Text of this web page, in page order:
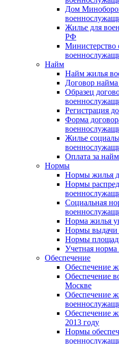
Дом
Жилье для
РФ
Министерство
Найм
Найм жилья
Договор
Образец
Регистрация
Форма
Жилье
Оплата за
Нормы
Нормы жилья
Нормы
Социальная
Норма жилья
Нормы выдачи
Нормы
Учетная
Обеспечение
Обеспечение
Обеспечение
Москве
Обеспечение
Обеспечение
2013 году
Нормы